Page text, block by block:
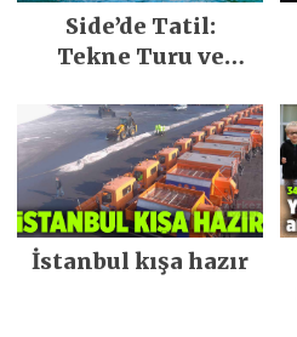
Side’de Tatil:
Tekne Turu ve
İstanbul kışa hazır